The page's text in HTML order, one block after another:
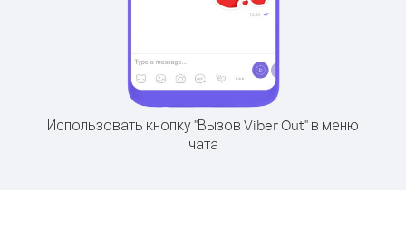
Использовать кнопку "Вызов Viber Out" в меню
чата